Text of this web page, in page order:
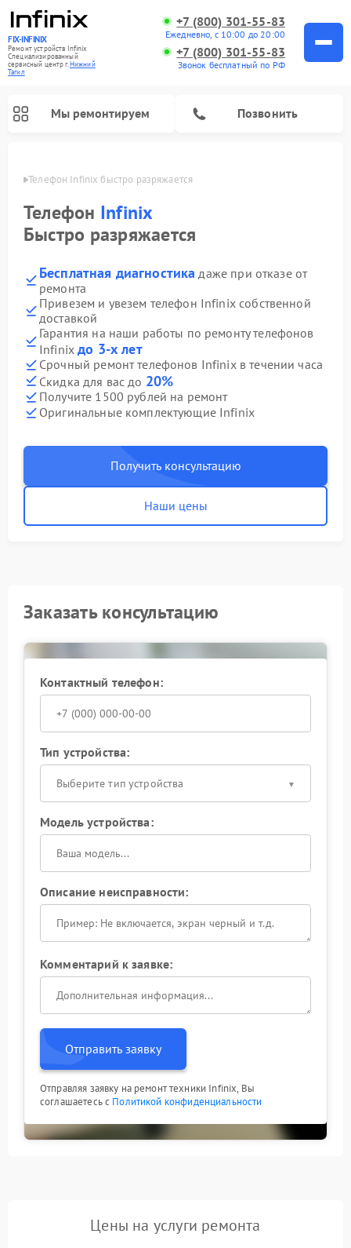
FIX-INFINIX
Ремонт устройств Infinix
Специализированный
cервисный центр г.Нижний
Тагил
+7 (800) 301-55-83
Ежедневно, с 10:00 до 20:00
+7 (800) 301-55-83
Звонок бесплатный по РФ
Мы ремонтируем Позвонить
Телефон Infinix быстро разряжается
Телефон Infinix
Быстро разряжается
Бесплатная диагностика даже при отказе от
ремонта
Привезем и увезем телефон Infinix собственной
доставкой
Гарантия на наши работы по ремонту телефонов
Infinixдо 3-х лет
Срочный ремонт телефонов Infinix в течении часа
Скидка для вас до 20%
Получите 1500 рублей на ремонт
Оригинальные комплектующие Infinix
Получить консультацию
Наши цены
Заказать консультацию
Контактный телефон:
Тип устройства:
Выберите тип устройства
Модель устройства:
Описание неисправности:
Комментарий к заявке:
Отправить заявку
Отправляя заявку на ремонт техники Infinix, Вы
соглашаетесь с Политикой конфиденциальности
Цены на услуги ремонта